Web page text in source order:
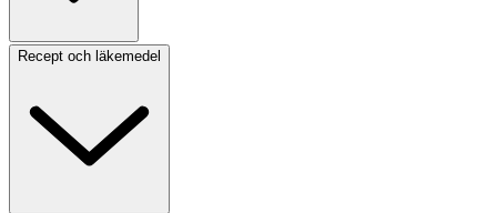
Recept och läkemedel